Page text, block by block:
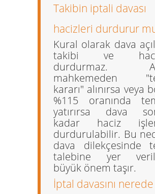
Takibin iptali davası
hacizleri durdurur
Kural olarak dava
takibi ve
durdurmaz.
mahkemeden
kararı" alınırsa veya
%115 oranında
yatırırsa dava
kadar haciz
durdurulabilir. Bu
dava dilekçesinde
talebine yer
büyük önem taşır.
İptal davasını nerede